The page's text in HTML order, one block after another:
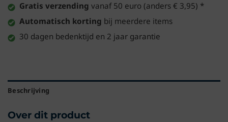
Gratis verzending vanaf 50 euro (anders € 3,95) *
Automatisch korting bij meerdere items
30 dagen bedenktijd en 2 jaar garantie
Beschrijving
Over dit product